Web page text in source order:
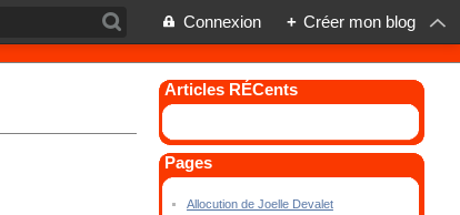
Connexion + Créer mon blog
Articles RÉCents
Pages
Allocution de Joelle Devalet